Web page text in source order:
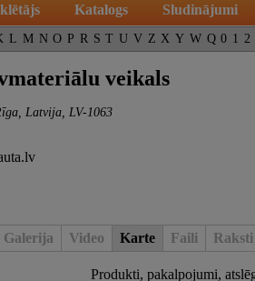
Katalogs Sludinājumi
L M N O P R S T U V Z X Y W Q 0 1 2
veikals
Latvija, LV-1063
Galerija Video Karte Faili Raksti
Produkti, pakalpojumi,